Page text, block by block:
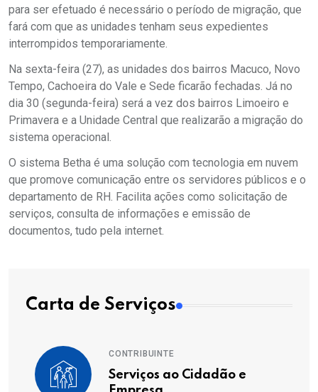
para ser efetuado é necessário o período de migração, que
fará com que as unidades tenham seus expedientes
interrompidos temporariamente.
Na sexta-feira (27), as unidades dos bairros Macuco, Novo
Tempo, Cachoeira do Vale e Sede ficarão fechadas. Já no
dia 30 (segunda-feira) será a vez dos bairros Limoeiro e
Primavera e a Unidade Central que realizarão a migração do
sistema operacional.
O sistema Betha é uma solução com tecnologia em nuvem
que promove comunicação entre os servidores públicos e o
departamento de RH. Facilita ações como solicitação de
serviços, consulta de informações e emissão de
documentos, tudo pela internet.
Carta de Serviços
CONTRIBUINTE
Serviços ao Cidadão e